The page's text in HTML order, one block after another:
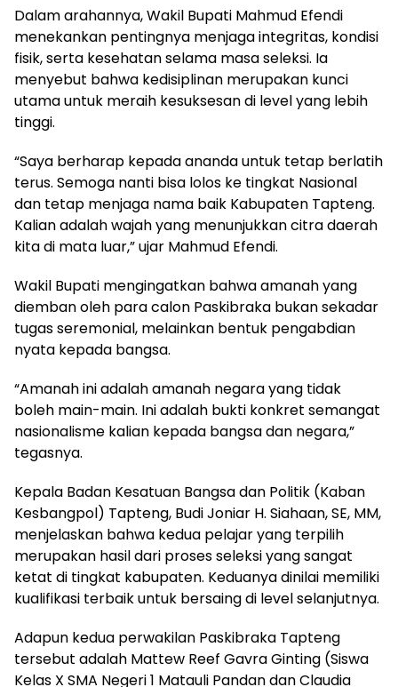
Dalam arahannya, Wakil Bupati Mahmud Efendi
menekankan pentingnya menjaga integritas, kondisi
fisik, serta kesehatan selama masa seleksi. Ia
menyebut bahwa kedisiplinan merupakan kunci
utama untuk meraih kesuksesan di level yang lebih
tinggi.
“Saya berharap kepada ananda untuk tetap berlatih
terus. Semoga nanti bisa lolos ke tingkat Nasional
dan tetap menjaga nama baik Kabupaten Tapteng.
Kalian adalah wajah yang menunjukkan citra daerah
kita di mata luar,” ujar Mahmud Efendi.
Wakil Bupati mengingatkan bahwa amanah yang
diemban oleh para calon Paskibraka bukan sekadar
tugas seremonial, melainkan bentuk pengabdian
nyata kepada bangsa.
“Amanah ini adalah amanah negara yang tidak
boleh main-main. Ini adalah bukti konkret semangat
nasionalisme kalian kepada bangsa dan negara,”
tegasnya.
Kepala Badan Kesatuan Bangsa dan Politik (Kaban
Kesbangpol) Tapteng, Budi Joniar H. Siahaan, SE, MM,
menjelaskan bahwa kedua pelajar yang terpilih
merupakan hasil dari proses seleksi yang sangat
ketat di tingkat kabupaten. Keduanya dinilai memiliki
kualifikasi terbaik untuk bersaing di level selanjutnya.
Adapun kedua perwakilan Paskibraka Tapteng
tersebut adalah Mattew Reef Gavra Ginting (Siswa
Kelas X SMA Negeri 1 Matauli Pandan dan Claudia